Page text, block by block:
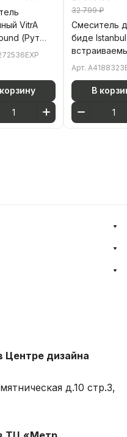
VitrA
(Рут
черный
32 799 ₽
Смеситель
биде Istanbul
A4188323EXP
Арт.
В
дизайна
д.10 стр.3,